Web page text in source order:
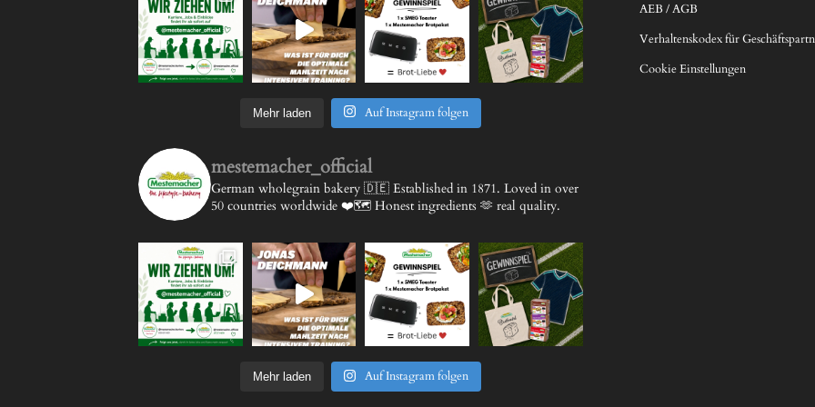
Mehr laden Auf Instagram folgen
mestemacher_official
German wholegrain bakery 🇩🇪 Established in 1871. Loved in over
50 countries worldwide ❤️🗺️ Honest ingredients 🫶 real quality.
Mehr laden Auf Instagram folgen
AEB / AGB
Verhaltenskodex für
Cookie Einstellungen